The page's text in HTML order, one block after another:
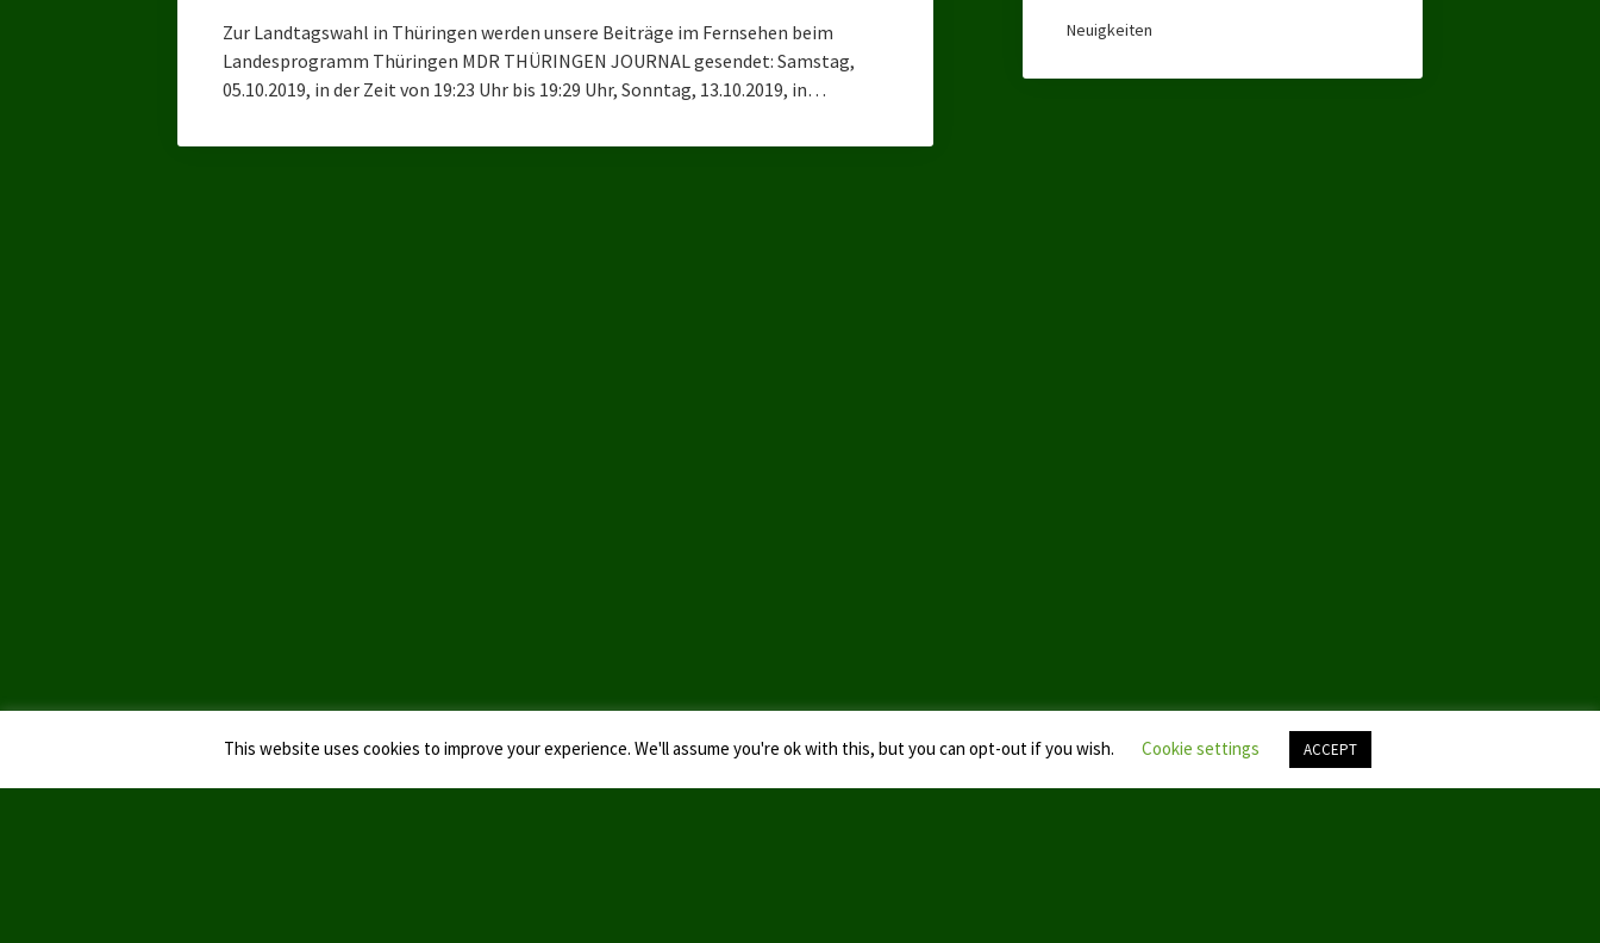
Zur Landtagswahl in Thüringen werden unsere Beiträge im Fernsehen beim
Landesprogramm Thüringen MDR THÜRINGEN JOURNAL gesendet: Samstag,
05.10.2019, in der Zeit von 19:23 Uhr bis 19:29 Uhr, Sonntag, 13.10.2019, in…
Neuigkeiten
This website uses cookies to improve your experience. We'll assume you're ok with this, but you can opt-out if you wish. Cookie settings ACCEPT